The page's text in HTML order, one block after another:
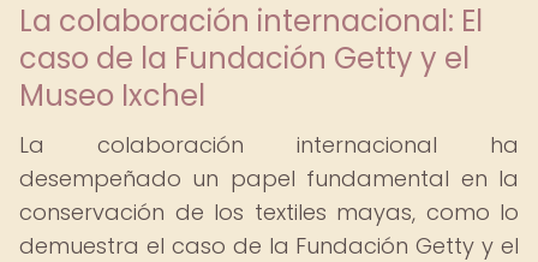
La colaboración internacional: El
caso de la Fundación Getty y el
Museo Ixchel
La colaboración internacional ha
desempeñado un papel fundamental en la
conservación de los textiles mayas, como lo
demuestra el caso de la Fundación Getty y el